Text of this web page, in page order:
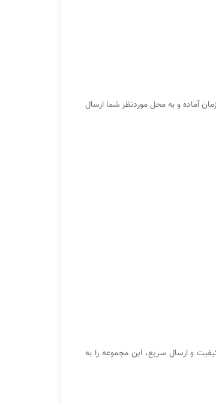
آماده و به محل موردنظر شما ارسال
و ارسال سریع، این مجموعه را به